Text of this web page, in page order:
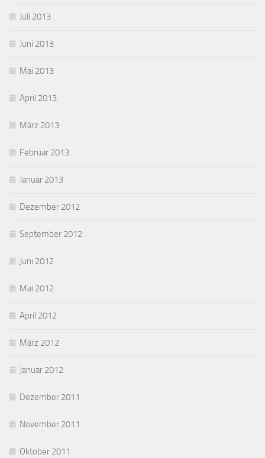
Juli 2013
Juni 2013
Mai 2013
April 2013
März 2013
Februar 2013
Januar 2013
Dezember 2012
September 2012
Juni 2012
Mai 2012
April 2012
März 2012
Januar 2012
Dezember 2011
November 2011
Oktober 2011